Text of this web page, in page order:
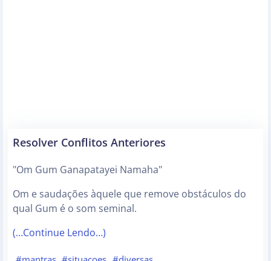
Resolver Conflitos Anteriores
"Om Gum Ganapatayei Namaha"
Om e saudações àquele que remove obstáculos do
qual Gum é o som seminal.
(…Continue Lendo…)